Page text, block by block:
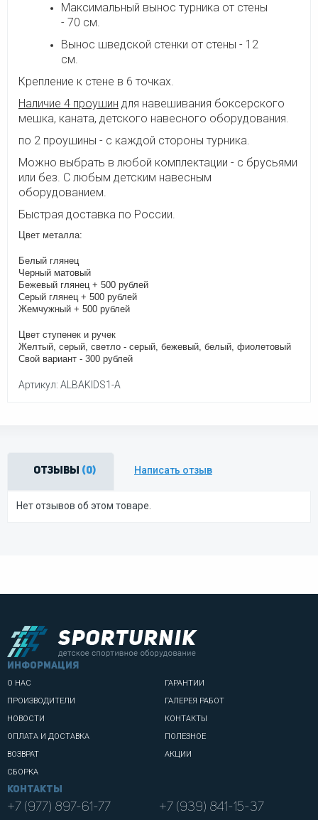
Максимальный вынос турника от стены
- 70 см.
Вынос шведской стенки от стены - 12
см.
Крепление к стене в 6 точках.
Наличие 4 проушин для навешивания боксерского
мешка, каната, детского навесного оборудования.
по 2 проушины - с каждой стороны турника.
Можно выбрать в любой комплектации - с брусьями
или без. С любым детским навесным
оборудованием.
Быстрая доставка по России.
Цвет металла:
Белый глянец
Черный матовый
Бежевый глянец + 500 рублей
Серый глянец + 500 рублей
Жемчужный + 500 рублей
Цвет ступенек и ручек
Желтый, серый, светло - серый, бежевый, белый, фиолетовый
Свой вариант - 300 рублей
Артикул: ALBAKIDS1-A
Отзывы (0) Написать отзыв
Нет отзывов об этом товаре.
информация
О НАС
ПРОИЗВОДИТЕЛИ
НОВОСТИ
ОПЛАТА И ДОСТАВКА
ВОЗВРАТ
СБОРКА
ГАРАНТИИ
ГАЛЕРЕЯ РАБОТ
КОНТАКТЫ
ПОЛЕЗНОЕ
АКЦИИ
Контакты
+7 (977) 897-61-77 +7 (939) 841-15-37